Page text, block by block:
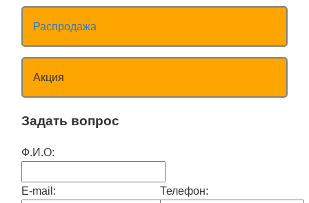
Распродажа
Акция
Задать вопрос
Ф.И.О:
E-mail: Телефон: